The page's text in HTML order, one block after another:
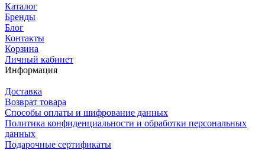
Каталог
Бренды
Блог
Контакты
Корзина
Личный кабинет
Информация
Доставка
Возврат товара
Способы оплаты и шифрование данных
Политика конфиденциальности и обработки персональных
данных
Подарочные сертификаты